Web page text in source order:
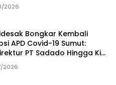
2026
Bongkar Kembali
APD Covid-19 Sumut:
PT Sadado Hingga Kini
2026